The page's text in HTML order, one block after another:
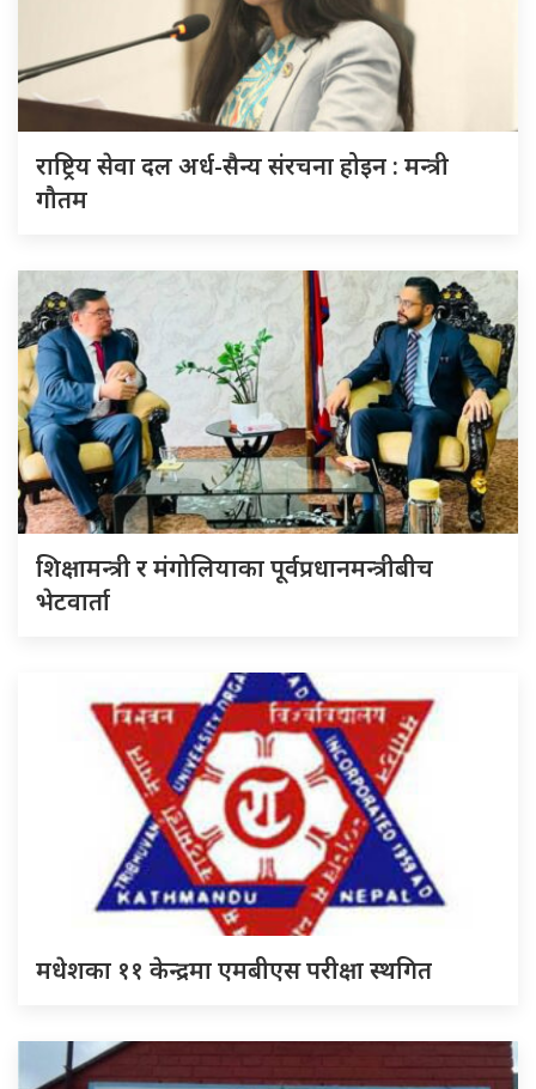
राष्ट्रिय सेवा दल अर्ध-सैन्य संरचना होइन : मन्त्री
गौतम
शिक्षामन्त्री र मंगोलियाका पूर्वप्रधानमन्त्रीबीच
भेटवार्ता
मधेशका ११ केन्द्रमा एमबीएस परीक्षा स्थगित